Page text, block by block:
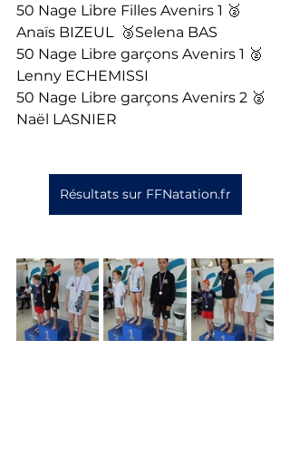
50 Nage Libre Filles Avenirs 1 🥈
Anaïs BIZEUL  🥉Selena BAS
50 Nage Libre garçons Avenirs 1 🥈
Lenny ECHEMISSI
50 Nage Libre garçons Avenirs 2 🥈
Naël LASNIER
Résultats sur FFNatation.fr